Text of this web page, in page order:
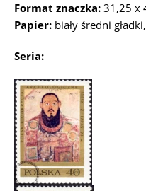
Format znaczka: 31,25 x
Papier: biały średni
Seria: